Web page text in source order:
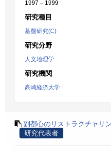
1997 – 1999
研究種目
基盤研究(C)
研究分野
人文地理学
研究機関
高崎経済大学
副都心のリストラクチャリ
研究代表者